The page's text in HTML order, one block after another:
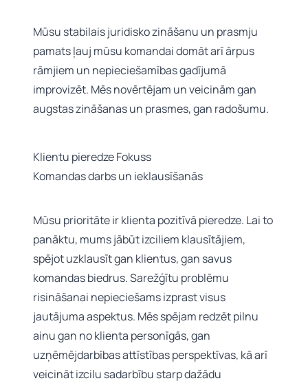
Mūsu stabilais juridisko zināšanu un prasmju
pamats ļauj mūsu komandai domāt arī ārpus
rāmjiem un nepieciešamības gadījumā
improvizēt. Mēs novērtējam un veicinām gan
augstas zināšanas un prasmes, gan radošumu.
Klientu pieredze Fokuss
Komandas darbs un ieklausīšanās
Mūsu prioritāte ir klienta pozitīvā pieredze. Lai to
panāktu, mums jābūt izciliem klausītājiem,
spējot uzklausīt gan klientus, gan savus
komandas biedrus. Sarežģītu problēmu
risināšanai nepieciešams izprast visus
jautājuma aspektus. Mēs spējam redzēt pilnu
ainu gan no klienta personīgās, gan
uzņēmējdarbības attīstības perspektīvas, kā arī
veicināt izcilu sadarbību starp dažādu